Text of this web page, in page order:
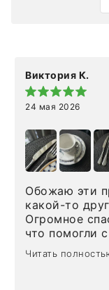
Виктория К.
24 мая 2026
Обожаю эти
какой-то
Огромное
что помогли
доставкой и
была здесь
внутри
Читать